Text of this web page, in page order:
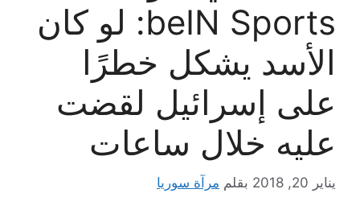
beIN Sports: لو كان
الأسد يشكل خطرًا
على إسرائيل لقضت
عليه خلال ساعات
يناير 20, 2018 بقلم مرآة سوريا